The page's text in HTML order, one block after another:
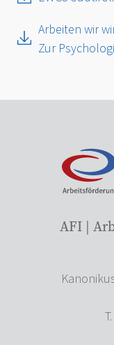
Arbeiten wir
Zur
AFI |